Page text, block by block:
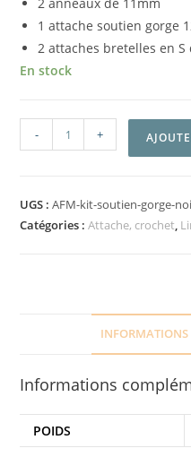
1 attache soutien gorge
2 attaches bretelles en S
En stock
- +
UGS :AFM-kit-soutien-gorge-
Catégories :Attache, crochet,
INFORMATIONS
Informations
POIDS